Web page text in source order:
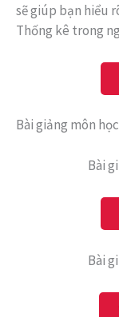
sẽ giúp bạn hiểu
Thống kê trong
Bài giảng môn học
Bài
Bài